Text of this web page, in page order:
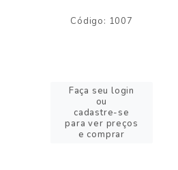
Código: 1007
Faça seu login
ou
cadastre-se
para ver preços
e comprar